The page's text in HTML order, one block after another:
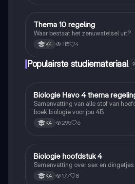
Biologie
Thema 10 regeling
Waar bestaat het zenuwstelsel uit?
K4 115 4
Populairste studiemateriaal 9
Biologie
Biologie Havo 4 thema
Samenvatting van alle stof van
boek biologie voor jou 4B
K4 295 6
Biologie
Biologie hoofdstuk 4
Samenvatting over sex en dingetjes
K4 177 8